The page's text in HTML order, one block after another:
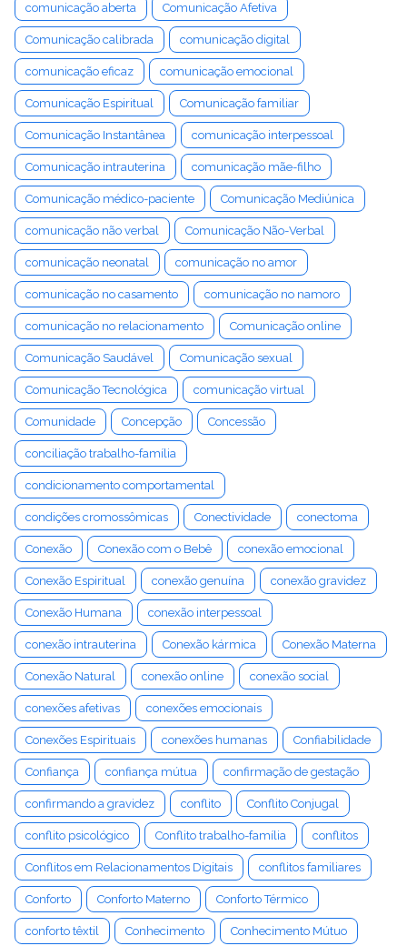
comunicação aberta Comunicação Afetiva
Comunicação calibrada comunicação digital
comunicação eficaz comunicação emocional
Comunicação Espiritual Comunicação familiar
Comunicação Instantânea comunicação interpessoal
Comunicação intrauterina comunicação mãe-filho
Comunicação médico-paciente Comunicação Mediúnica
comunicação não verbal Comunicação Não-Verbal
comunicação neonatal comunicação no amor
comunicação no casamento comunicação no namoro
comunicação no relacionamento Comunicação online
Comunicação Saudável Comunicação sexual
Comunicação Tecnológica comunicação virtual
Comunidade Concepção Concessão
conciliação trabalho-família
condicionamento comportamental
condições cromossômicas Conectividade conectoma
Conexão Conexão com o Bebê conexão emocional
Conexão Espiritual conexão genuína conexão gravidez
Conexão Humana conexão interpessoal
conexão intrauterina Conexão kármica Conexão Materna
Conexão Natural conexão online conexão social
conexões afetivas conexões emocionais
Conexões Espirituais conexões humanas Confiabilidade
Confiança confiança mútua confirmação de gestação
confirmando a gravidez conflito Conflito Conjugal
conflito psicológico Conflito trabalho-família conflitos
Conflitos em Relacionamentos Digitais conflitos familiares
Conforto Conforto Materno Conforto Térmico
conforto têxtil Conhecimento Conhecimento Mútuo